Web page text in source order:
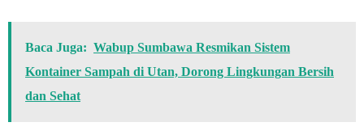
Baca Juga: Wabup Sumbawa Resmikan Sistem
Kontainer Sampah di Utan, Dorong Lingkungan Bersih
dan Sehat